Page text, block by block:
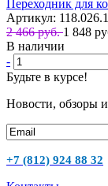
Переходник для
Артикул:
2 466 руб.1 848
В наличии
-
Будьте в курсе!
Новости, обзоры
+7 (812) 924 88 32